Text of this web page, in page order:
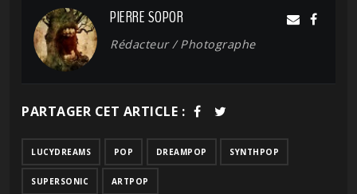
PIERRE SOPOR
Rédacteur / Photographe
PARTAGER CET ARTICLE :
LUCYDREAMS POP DREAMPOP SYNTHPOP
SUPERSONIC ARTPOP